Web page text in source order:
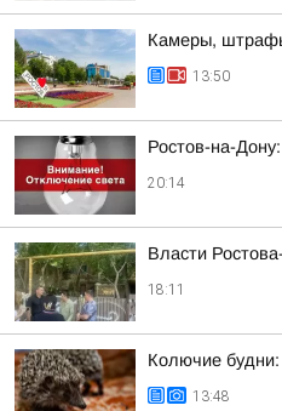
Камеры,
13:50
Ростов-на-
20:14
Власти
18:11
Колючие
13:48